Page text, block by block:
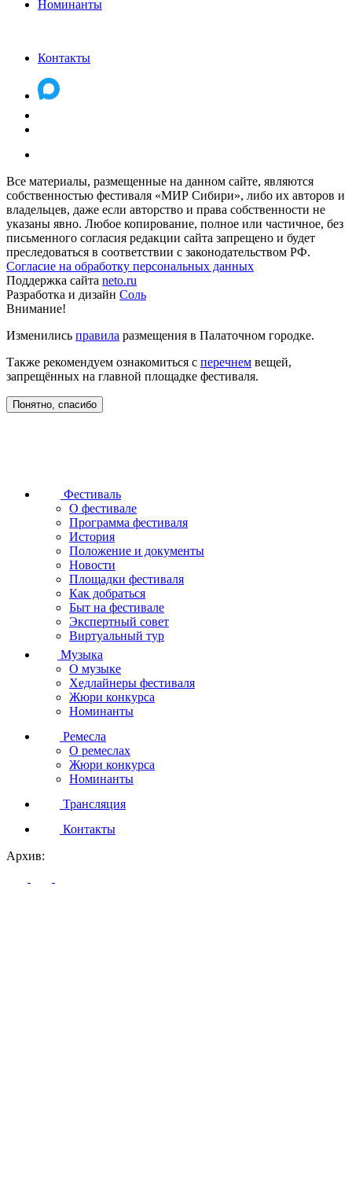
Номинанты
Контакты
Все материалы, размещенные на данном сайте, являются
собственностью фестиваля «МИР Сибири», либо их авторов и
владельцев, даже если авторство и права собственности не
указаны явно. Любое копирование, полное или частичное, без
письменного согласия редакции сайта запрещено и будет
преследоваться в соответствии с законодательством РФ.
Согласие на обработку персональных данных
Поддержка сайта neto.ru
Разработка и дизайн Соль
Внимание!
Изменились правила размещения в Палаточном городке.
Также рекомендуем ознакомиться с перечнем вещей,
запрещённых на главной площадке фестиваля.
Понятно, спасибо
Фестиваль
О фестивале
Программа фестиваля
История
Положение и документы
Новости
Площадки фестиваля
Как добраться
Быт на фестивале
Экспертный совет
Виртуальный тур
Музыка
О музыке
Хедлайнеры фестиваля
Жюри конкурса
Номинанты
Ремесла
О ремеслах
Жюри конкурса
Номинанты
Трансляция
Контакты
Архив: